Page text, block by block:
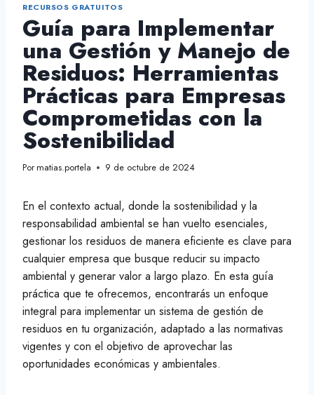
RECURSOS GRATUITOS
Guía para Implementar
una Gestión y Manejo de
Residuos: Herramientas
Prácticas para Empresas
Comprometidas con la
Sostenibilidad
Pormatias.portela 9 de octubre de 2024
En el contexto actual, donde la sostenibilidad y la
responsabilidad ambiental se han vuelto esenciales,
gestionar los residuos de manera eficiente es clave para
cualquier empresa que busque reducir su impacto
ambiental y generar valor a largo plazo. En esta guía
práctica que te ofrecemos, encontrarás un enfoque
integral para implementar un sistema de gestión de
residuos en tu organización, adaptado a las normativas
vigentes y con el objetivo de aprovechar las
oportunidades económicas y ambientales.